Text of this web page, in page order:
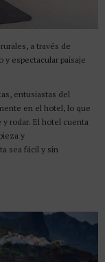
a través de
y espectacular paisaje
entusiastas del
en el hotel, lo que
rodar. El hotel cuenta
y
sea fácil y sin